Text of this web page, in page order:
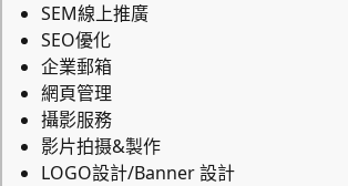
SEM線上推廣
SEO優化
企業郵箱
網頁管理
攝影服務
影片拍摄&製作
LOGO設計/Banner 設計